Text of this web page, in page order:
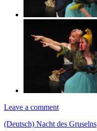
Leave a comment
(Deutsch) Nacht des Gruselns